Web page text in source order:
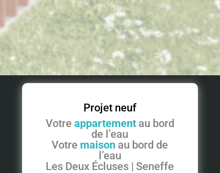
Projet neuf
Votre appartementau bord
de l’eau
Votre maison au bord de
l’eau
Les Deux Écluses | Seneffe